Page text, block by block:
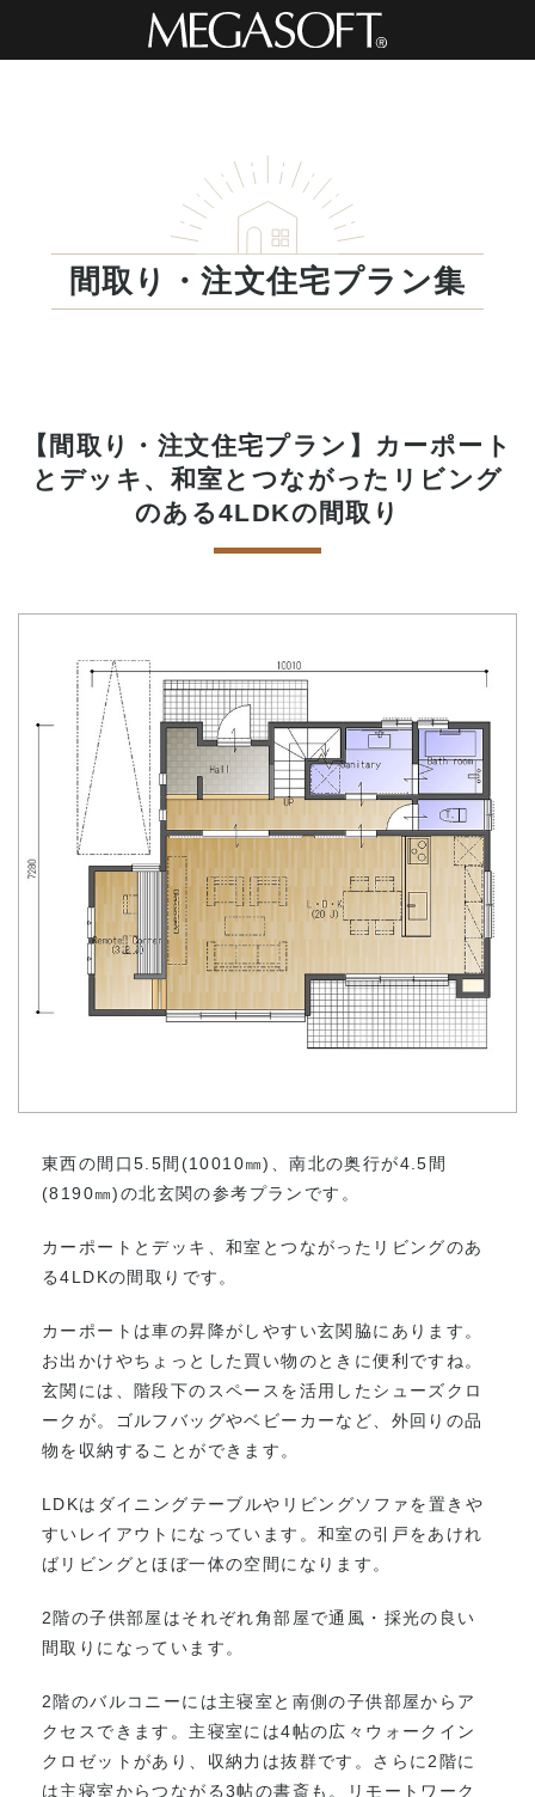
間取り・注文住宅プラン集
【間取り・注文住宅プラン】カーポート
とデッキ、和室とつながったリビング
のある4LDKの間取り
東西の間口5.5間(10010㎜)、南北の奥行が4.5間
(8190㎜)の北玄関の参考プランです。
カーポートとデッキ、和室とつながったリビングのあ
る4LDKの間取りです。
カーポートは車の昇降がしやすい玄関脇にあります。
お出かけやちょっとした買い物のときに便利ですね。
玄関には、階段下のスペースを活用したシューズクロ
ークが。ゴルフバッグやベビーカーなど、外回りの品
物を収納することができます。
LDKはダイニングテーブルやリビングソファを置きや
すいレイアウトになっています。和室の引戸をあけれ
ばリビングとほぼ一体の空間になります。
2階の子供部屋はそれぞれ角部屋で通風・採光の良い
間取りになっています。
2階のバルコニーには主寝室と南側の子供部屋からア
クセスできます。主寝室には4帖の広々ウォークイン
クロゼットがあり、収納力は抜群です。さらに2階に
は主寝室からつながる3帖の書斎も。リモートワーク